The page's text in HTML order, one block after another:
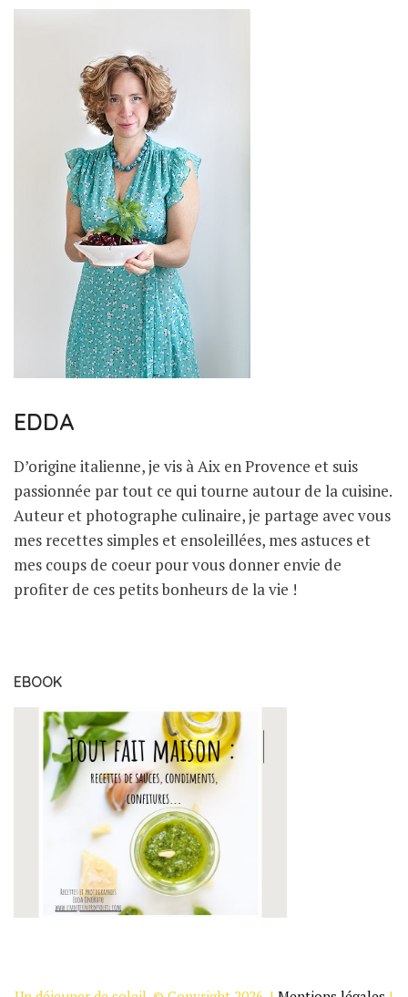
EDDA
D’origine italienne, je vis à Aix en Provence et suis
passionnée par tout ce qui tourne autour de la cuisine.
Auteur et photographe culinaire, je partage avec vous
mes recettes simples et ensoleillées, mes astuces et
mes coups de coeur pour vous donner envie de
profiter de ces petits bonheurs de la vie !
EBOOK